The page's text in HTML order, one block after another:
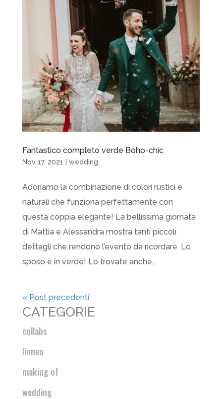
Fantastico completo verde Boho-chic
Nov 17, 2021 wedding
Adoriamo la combinazione di colori rustici e
naturali che funziona perfettamente con
questa coppia elegante! La bellissima giornata
di Mattia e Alessandra mostra tanti piccoli
dettagli che rendono l’evento da ricordare. Lo
sposo è in verde! Lo trovate anche...
« Post precedenti
CATEGORIE
collabs
linneo
making of
wedding